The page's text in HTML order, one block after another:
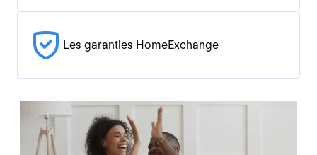
Les garanties HomeExchange